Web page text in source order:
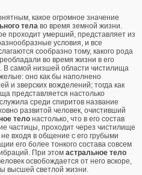
какое огромное значение
тела во время земной жизни.
проходит умерший, представляет из
условия, и все
сообразно тому, какого рода
во время жизни в его
В самой низшей области чистилища
оно как бы наполнено
и зверских вожделений; тогда как
представляется настолько
среди спиритов название
развитой человек, очистивший
тело настолько, что в его состав
частицы, проходит через чистилище
входя в общение с его грубыми
его более тонкого состава совсем
При этом астральное тело
освобождается от него вскоре,
высшей светлой жизни.